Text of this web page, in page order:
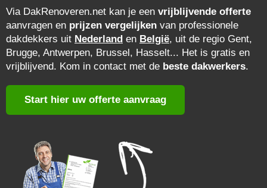
Via DakRenoveren.net kan je een vrijblijvende offerte
aanvragen en prijzen vergelijken van professionele
dakdekkers uit Nederland en België, uit de regio Gent,
Brugge, Antwerpen, Brussel, Hasselt... Het is gratis en
vrijblijvend. Kom in contact met de beste dakwerkers.
Start hier uw offerte aanvraag